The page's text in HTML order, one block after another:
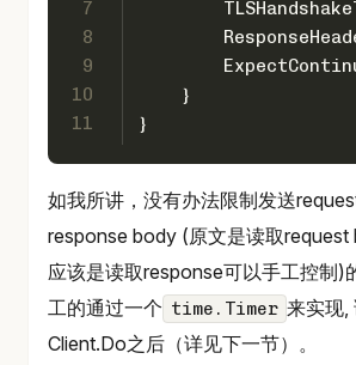
7
8
9
10
11
    }
}
如我所讲，没有办法限制发送
response body (原文是读取
应该是读取response可以手工控制)
工的通过一个 time.Timer 来实现,
Client.Do之后（详见下一节）。